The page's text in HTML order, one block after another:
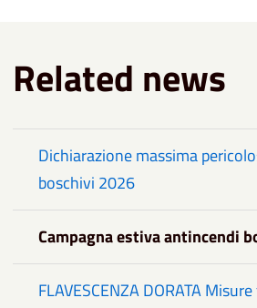
Related news
Dichiarazione massima
boschivi 2026
Campagna estiva antincendi
FLAVESCENZA DORATA